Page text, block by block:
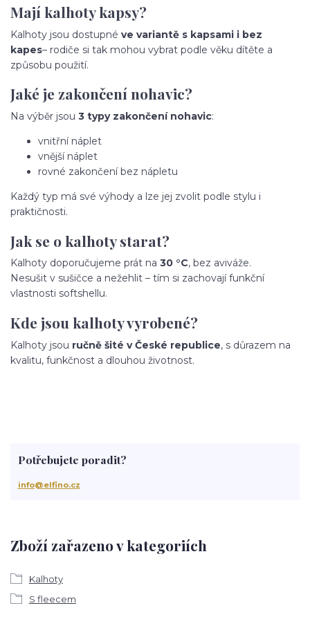
Mají kalhoty kapsy?
Kalhoty jsou dostupné ve variantě s kapsami i bez
kapes– rodiče si tak mohou vybrat podle věku dítěte a
způsobu použití.
Jaké je zakončení nohavic?
Na výběr jsou 3 typy zakončení nohavic:
vnitřní náplet
vnější náplet
rovné zakončení bez nápletu
Každý typ má své výhody a lze jej zvolit podle stylu i
praktičnosti.
Jak se o kalhoty starat?
Kalhoty doporučujeme prát na 30 °C, bez aviváže.
Nesušit v sušičce a nežehlit – tím si zachovají funkční
vlastnosti softshellu.
Kde jsou kalhoty vyrobené?
Kalhoty jsou ručně šité v České republice, s důrazem na
kvalitu, funkčnost a dlouhou životnost.
Zboží zařazeno v kategoriích
Kalhoty
S fleecem
Potřebujete poradit?
info@elfino.cz